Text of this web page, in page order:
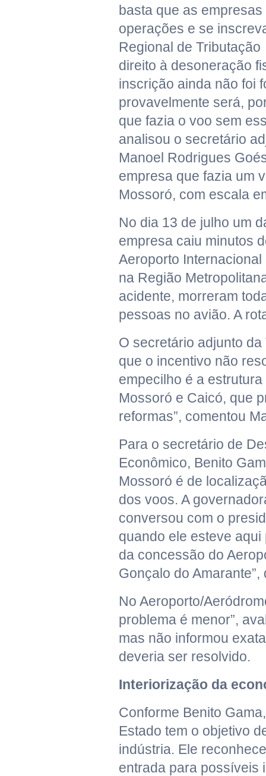
basta que as
operações e se
Regional de
direito à desoneração
inscrição ainda não foi
provavelmente será,
que fazia o voo sem
analisou o secretário
Manoel Rodrigues
empresa que fazia um
Mossoró, com escala
No dia 13 de julho um
empresa caiu minutos
Aeroporto
na Região
acidente, morreram
pessoas no avião. A
O secretário adjunto
que o incentivo não
empecilho é a
Mossoró e Caicó, que
reformas”, comentou
Para o secretário de
Econômico, Benito
Mossoró é de
dos voos. A
conversou com o
quando ele esteve
da concessão do
Gonçalo do
No Aeroporto/
problema é menor”,
mas não informou
deveria ser resolvido.
Interiorização da
Conforme Benito
Estado tem o objetivo
indústria. Ele
entrada para possíveis